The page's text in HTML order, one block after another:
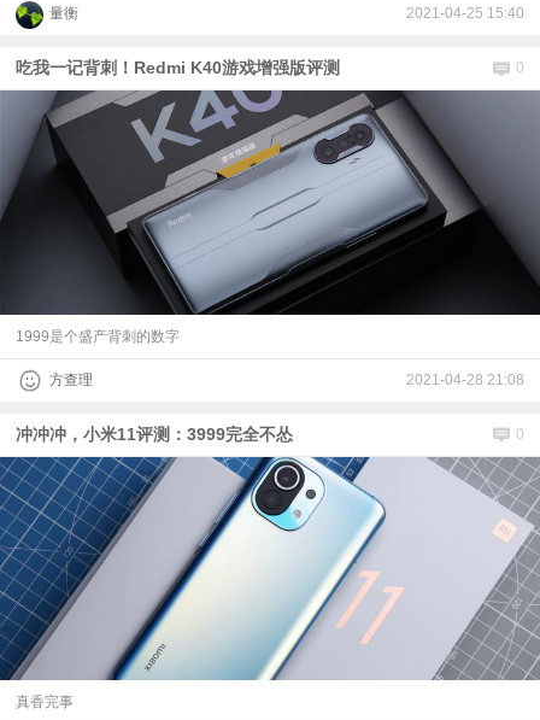
量衡 2021-04-25 15:40
吃我一记背刺！Redmi K40游戏增强版评测 0
1999是个盛产背刺的数字
方查理 2021-04-28 21:08
冲冲冲，小米11评测：3999完全不怂 0
真香完事